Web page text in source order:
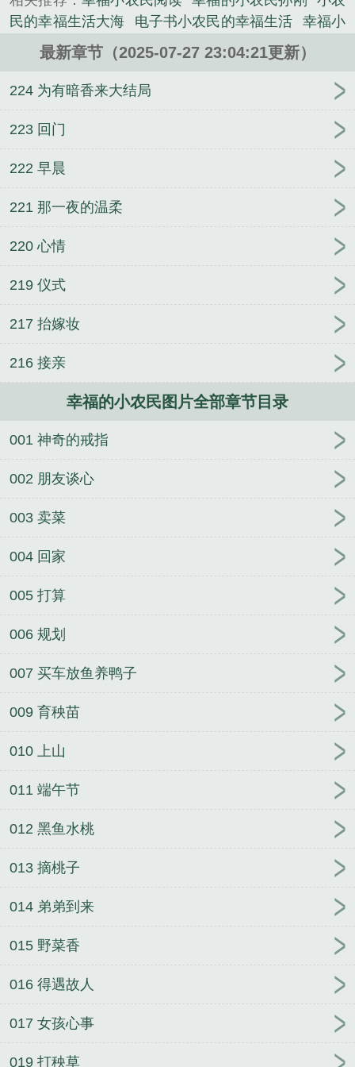
民的幸福生活大海
电子书小农民的幸福生活
幸福小
农民免费全文
幸福小农民免费
幸福的小农民叶飞结
幸福小农民赵晓年
幸福的小农民。在哪个APP能
看? 幸福小农民全文
幸福
幸福的小农民故事
幸福小农民
民
幸福的小农民最新章节
幸福的小农民 腼腆的胖
小农民叶飞免费阅读
幸福小农民民
2张光明
幸福小
农民王小峰
幸福小农民李
大全 幸福小农民笔趣阁全文
幸福小农民短剧马玉
最新章节（2025-07-27 23:04:21更新）
224 为有暗香来大结局
223 回门
222 早晨
221 那一夜的温柔
220 心情
219 仪式
217 抬嫁妆
216 接亲
幸福的小农民图片全部章节目录
001 神奇的戒指
002 朋友谈心
003 卖菜
004 回家
005 打算
006 规划
007 买车放鱼养鸭子
009 育秧苗
010 上山
011 端午节
012 黑鱼水桃
013 摘桃子
014 弟弟到来
015 野菜香
016 得遇故人
017 女孩心事
019 打秧草